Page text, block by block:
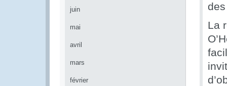
juin
mai
avril
mars
février
La